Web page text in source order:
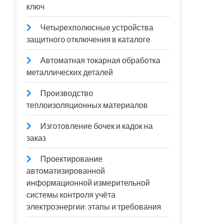
ключ
Четырехполюсные устройства
защитного отключения в каталоге
Автоматная токарная обработка
металлических деталей
Производство
теплоизоляционных материалов
Изготовление бочек и кадок на
заказ
Проектирование
автоматизированной
информационной измерительной
системы контроля учёта
электроэнергии: этапы и требования